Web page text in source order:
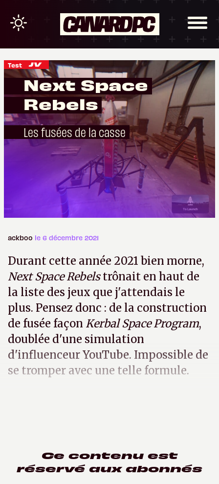
Test
Next Space
Rebels
Les fusées de la casse
ackboo le 6 décembre 2021
Durant cette année 2021 bien morne,
Next Space Rebelstrônait en haut de
la liste des jeux que j'attendais le
plus. Pensez donc : de la construction
de fusée façon Kerbal Space Program,
doublée d'une simulation
d'influenceur YouTube. Impossible de
se tromper avec une telle formule.
Ce contenu est
réservé aux abonnés